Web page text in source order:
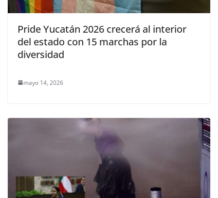
Pride Yucatán 2026 crecerá al interior
del estado con 15 marchas por la
diversidad
mayo 14, 2026